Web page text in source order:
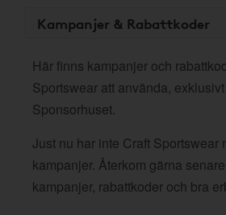
Kampanjer & Rabattkoder
Här finns kampanjer och
Sportswear att använda,
Sponsorhuset.
Just nu har inte Craft Sportswear
kampanjer. Återkom gärna
kampanjer, rabattkoder och bra